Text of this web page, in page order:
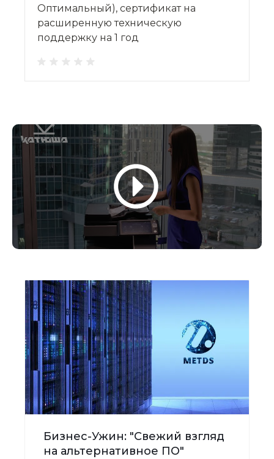
Оптимальный), сертификат на
расширенную техническую
поддержку на 1 год
Бизнес-Ужин: "Свежий взгляд
на альтернативное ПО"